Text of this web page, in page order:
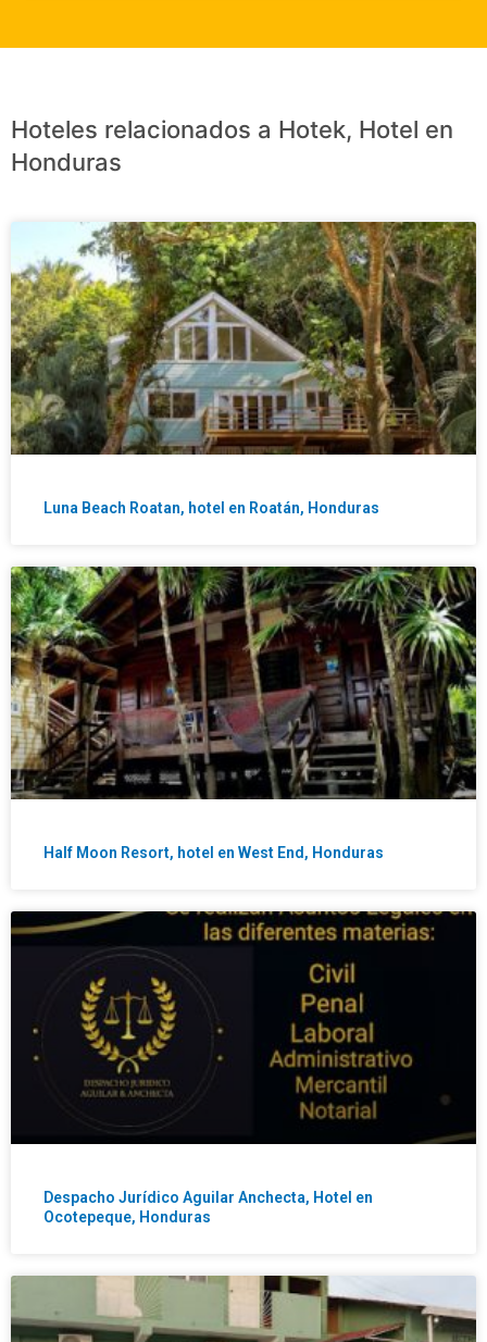
Hoteles relacionados a Hotek, Hotel en
Honduras
Luna Beach Roatan, hotel en Roatán, Honduras
Half Moon Resort, hotel en West End, Honduras
Despacho Jurídico Aguilar Anchecta, Hotel en
Ocotepeque, Honduras